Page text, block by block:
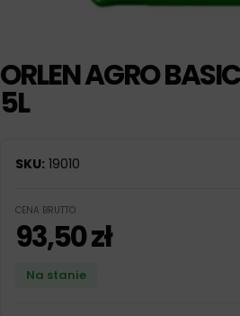
ORLEN AGRO
5L
SKU: 19010
CENA BRUTTO
93,50zł
Na stanie